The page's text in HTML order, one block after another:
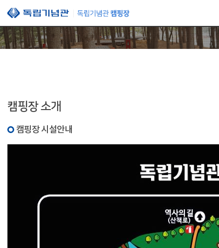
본문 바로가기
캠핑장 소개
캠핑장 시설안내